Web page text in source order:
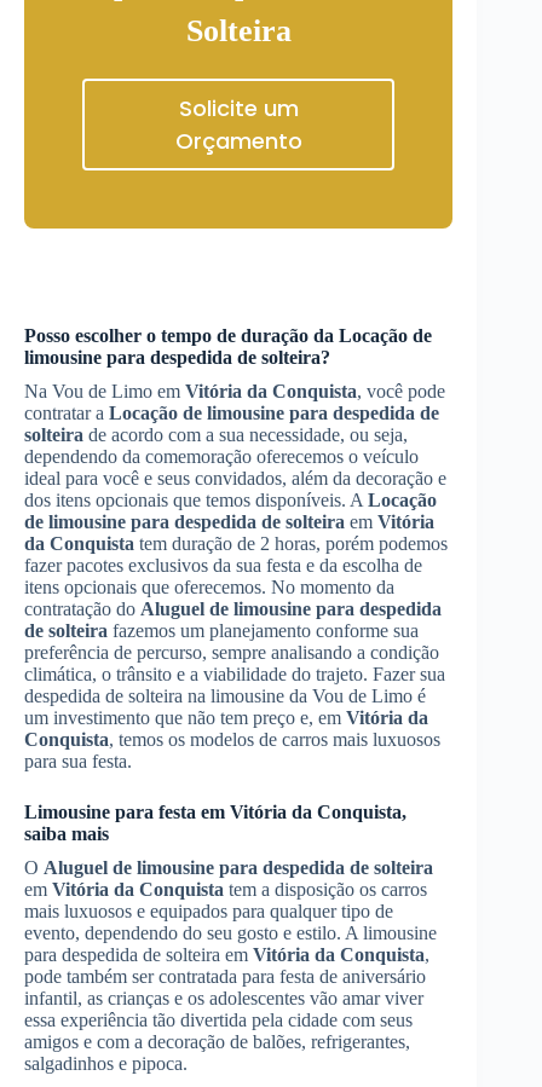
Solteira
Solicite um
Orçamento
Posso escolher o tempo de duração da Locação de
limousine para despedida de solteira?
Na Vou de Limo em Vitória da Conquista, você pode
contratar a Locação de limousine para despedida de
solteira de acordo com a sua necessidade, ou seja,
dependendo da comemoração oferecemos o veículo
ideal para você e seus convidados, além da decoração e
dos itens opcionais que temos disponíveis. A Locação
de limousine para despedida de solteira em Vitória
da Conquista tem duração de 2 horas, porém podemos
fazer pacotes exclusivos da sua festa e da escolha de
itens opcionais que oferecemos. No momento da
contratação do Aluguel de limousine para despedida
de solteira fazemos um planejamento conforme sua
preferência de percurso, sempre analisando a condição
climática, o trânsito e a viabilidade do trajeto. Fazer sua
despedida de solteira na limousine da Vou de Limo é
um investimento que não tem preço e, em Vitória da
Conquista, temos os modelos de carros mais luxuosos
para sua festa.
Limousine para festa em Vitória da Conquista,
saiba mais
O Aluguel de limousine para despedida de solteira
em Vitória da Conquista tem a disposição os carros
mais luxuosos e equipados para qualquer tipo de
evento, dependendo do seu gosto e estilo. A limousine
para despedida de solteira em Vitória da Conquista,
pode também ser contratada para festa de aniversário
infantil, as crianças e os adolescentes vão amar viver
essa experiência tão divertida pela cidade com seus
amigos e com a decoração de balões, refrigerantes,
salgadinhos e pipoca.